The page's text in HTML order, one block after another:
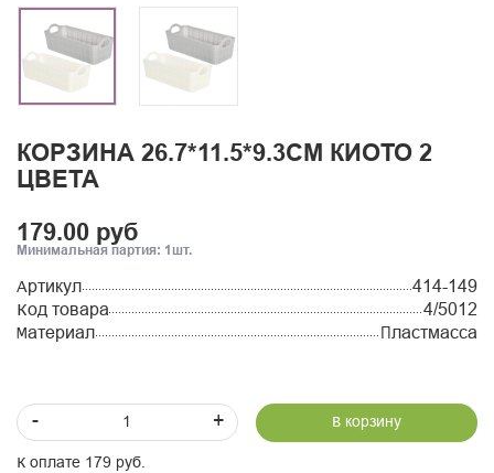
КОРЗИНА 26.7*11.5*9.3СМ КИОТО 2
ЦВЕТА
179.00 руб
Минимальная партия: 1шт.
Артикул
414-149
Код товара
4/5012
Материал
Пластмасса
- + В корзину
К оплате 179 руб.